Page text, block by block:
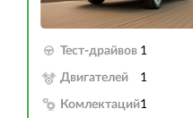
Тест-драйвов 1
Двигателей 1
Комлектаций1